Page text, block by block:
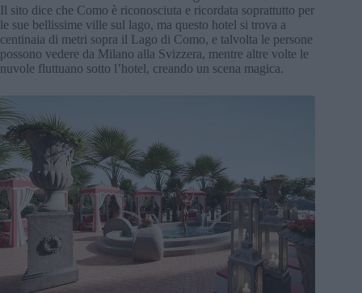
Il sito dice che Como è riconosciuta e ricordata soprattutto per
le sue bellissime ville sul lago, ma questo hotel si trova a
centinaia di metri sopra il Lago di Como, e talvolta le persone
possono vedere da Milano alla Svizzera, mentre altre volte le
nuvole fluttuano sotto l’hotel, creando un scena magica.